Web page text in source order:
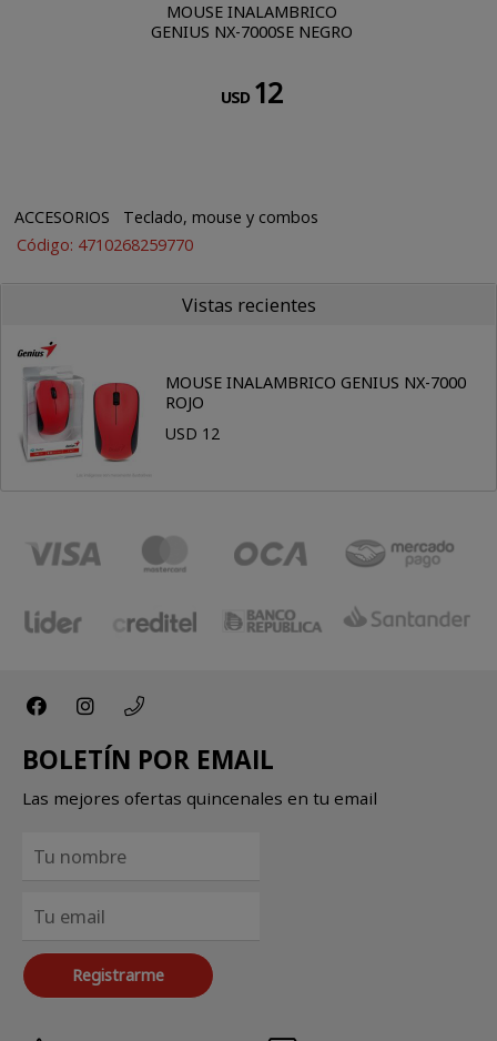
MOUSE INALAMBRICO
GENIUS NX-7000SE NEGRO
USD 12
ACCESORIOS
Teclado, mouse y combos
Código: 4710268259770
Vistas recientes
MOUSE INALAMBRICO GENIUS NX-7000
ROJO
USD 12
BOLETÍN POR EMAIL
Las mejores ofertas quincenales en tu email
Registrarme